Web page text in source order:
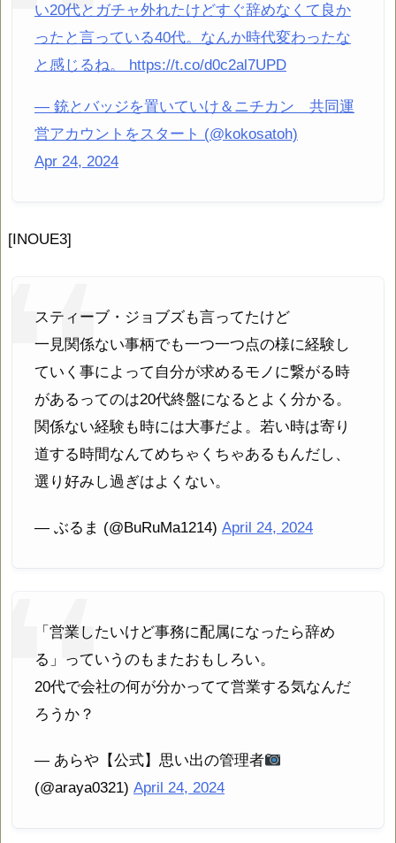
い20代とガチャ外れたけどすぐ辞めなくて良か
ったと言っている40代。なんか時代変わったな
と感じるね。 https://t.co/d0c2al7UPD
— 銃とバッジを置いていけ＆ニチカン 共同運
営アカウントをスタート (@kokosatoh)
Apr 24, 2024
[INOUE3]
スティーブ・ジョブズも言ってたけど
一見関係ない事柄でも一つ一つ点の様に経験し
ていく事によって自分が求めるモノに繋がる時
があるってのは20代終盤になるとよく分かる。
関係ない経験も時には大事だよ。若い時は寄り
道する時間なんてめちゃくちゃあるもんだし、
選り好みし過ぎはよくない。
— ぶるま (@BuRuMa1214) April 24, 2024
「営業したいけど事務に配属になったら辞め
る」っていうのもまたおもしろい。
20代で会社の何が分かってて営業する気なんだ
ろうか？
— あらや【公式】思い出の管理者
(@araya0321) April 24, 2024